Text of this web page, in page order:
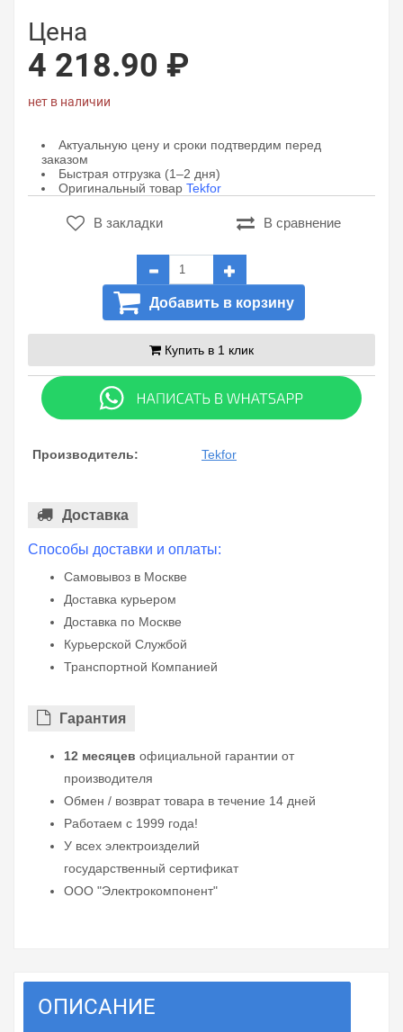
Цена
4 218.90 ₽
нет в наличии
Актуальную цену и сроки подтвердим перед
заказом
Быстрая отгрузка (1–2 дня)
Оригинальный товар Tekfor
В закладки В сравнение
Добавить в корзину
Купить в 1 клик
Производитель: Tekfor
Доставка
Способы доставки и оплаты:
Самовывоз в Москве
Доставка курьером
Доставка по Москве
Курьерской Службой
Транспортной Компанией
Гарантия
12 месяцев официальной гарантии от
производителя
Обмен / возврат товара в течение 14 дней
Работаем с 1999 года!
У всех электроизделий
государственный сертификат
ООО "Электрокомпонент"
ОПИСАНИЕ